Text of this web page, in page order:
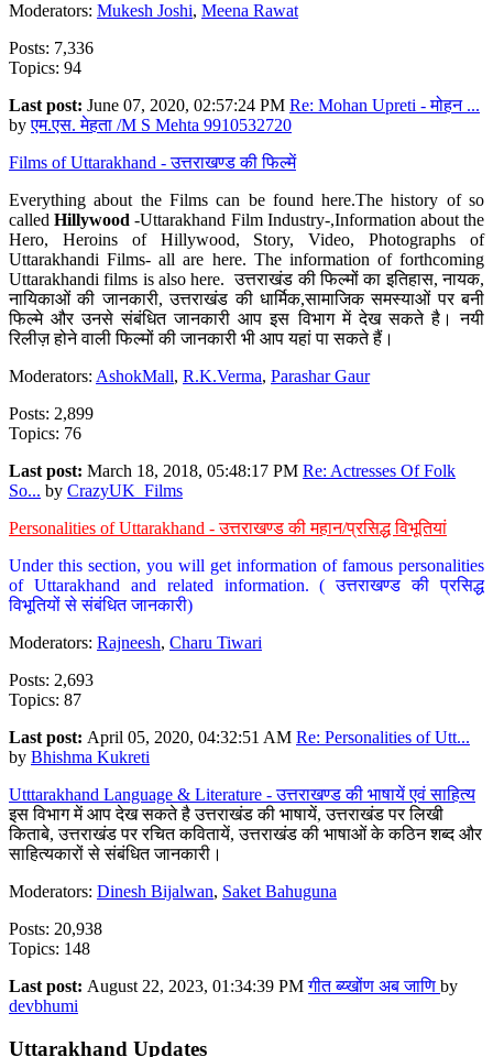
Moderators: Mukesh Joshi, Meena Rawat
Posts: 7,336
Topics: 94
Last post: June 07, 2020, 02:57:24 PM Re: Mohan Upreti - मोहन ...
byएम.एस. मेहता /M S Mehta 9910532720
Films of Uttarakhand - उत्तराखण्ड की फिल्में
Everything about the Films can be found here.The history of so
calledHillywood-Uttarakhand Film Industry-,Information about the
Hero, Heroins of Hillywood, Story, Video, Photographs of
Uttarakhandi Films- all are here. The information of forthcoming
Uttarakhandi films is also here. उत्तराखंड की फिल्मों का इतिहास, नायक,
नायिकाओं की जानकारी, उत्तराखंड की धार्मिक,सामाजिक समस्याओं पर बनी
फिल्मे और उनसे संबंधित जानकारी आप इस विभाग में देख सकते है। नयी
रिलीज़ होने वाली फिल्मों की जानकारी भी आप यहां पा सकते हैं।
Moderators: AshokMall, R.K.Verma, Parashar Gaur
Posts: 2,899
Topics: 76
Last post: March 18, 2018, 05:48:17 PM Re: Actresses Of Folk
So... by CrazyUK_Films
Personalities of Uttarakhand - उत्तराखण्ड की महान/प्रसिद्ध विभूतियां
Under this section, you will get information of famous personalities
of Uttarakhand and related information. ( उत्तराखण्ड की प्रसिद्ध
विभूतियों से संबंधित जानकारी)
Moderators: Rajneesh, Charu Tiwari
Posts: 2,693
Topics: 87
Last post: April 05, 2020, 04:32:51 AM Re: Personalities of Utt...
by Bhishma Kukreti
Utttarakhand Language & Literature - उत्तराखण्ड की भाषायें एवं साहित्य
इस विभाग में आप देख सकते है उत्तराखंड की भाषायें, उत्तराखंड पर लिखी
किताबे, उत्तराखंड पर रचित कवितायें, उत्तराखंड की भाषाओं के कठिन शब्द और
साहित्यकारों से संबंधित जानकारी।
Moderators: Dinesh Bijalwan, Saket Bahuguna
Posts: 20,938
Topics: 148
Last post: August 22, 2023, 01:34:39 PMगीत ब्य्खोंण अब जाणि by
devbhumi
Uttarakhand Updates